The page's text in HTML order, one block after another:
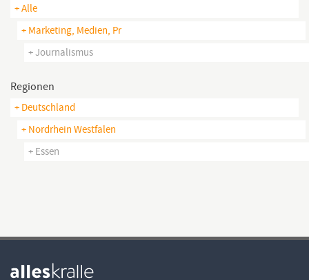
+ Alle
+ Marketing, Medien, Pr
+ Journalismus
Regionen
+ Deutschland
+ Nordrhein Westfalen
+ Essen